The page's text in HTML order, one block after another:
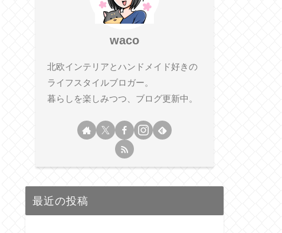
waco
北欧インテリアとハンドメイド好きの
ライフスタイルブロガー。
暮らしを楽しみつつ、ブログ更新中。
最近の投稿